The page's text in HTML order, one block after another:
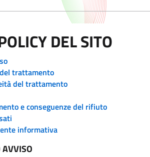
DEL SITO
trattamento
del trattamento
e conseguenze del rifiuto
informativa
AVVISO